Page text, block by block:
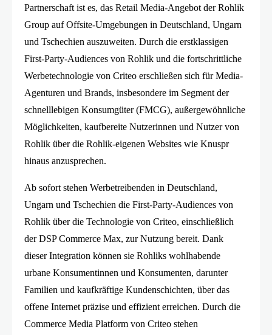
Partnerschaft ist es, das Retail Media-Angebot der Rohlik
Group auf Offsite-Umgebungen in Deutschland, Ungarn
und Tschechien auszuweiten. Durch die erstklassigen
First-Party-Audiences von Rohlik und die fortschrittliche
Werbetechnologie von Criteo erschließen sich für Media-
Agenturen und Brands, insbesondere im Segment der
schnelllebigen Konsumgüter (FMCG), außergewöhnliche
Möglichkeiten, kaufbereite Nutzerinnen und Nutzer von
Rohlik über die Rohlik-eigenen Websites wie Knuspr
hinaus anzusprechen.
Ab sofort stehen Werbetreibenden in Deutschland,
Ungarn und Tschechien die First-Party-Audiences von
Rohlik über die Technologie von Criteo, einschließlich
der DSP Commerce Max, zur Nutzung bereit. Dank
dieser Integration können sie Rohliks wohlhabende
urbane Konsumentinnen und Konsumenten, darunter
Familien und kaufkräftige Kundenschichten, über das
offene Internet präzise und effizient erreichen. Durch die
Commerce Media Platform von Criteo stehen